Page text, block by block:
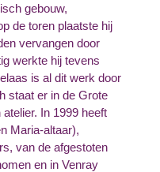
gebouw,
de toren plaatste hij
vervangen door
werkte hij tevens
is al dit werk door
staat er in de Grote
In 1999 heeft
Maria-altaar),
van de afgestoten
en in Venray